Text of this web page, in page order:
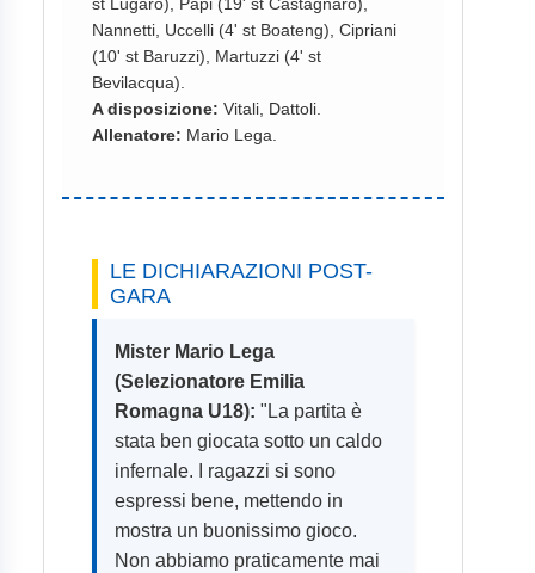
Nannetti, Uccelli (4' st Boateng), Cipriani
(10' st Baruzzi), Martuzzi (4' st
Bevilacqua).
A disposizione: Vitali, Dattoli.
Allenatore: Mario Lega.
LE DICHIARAZIONI POST-
GARA
Mister Mario Lega
(Selezionatore Emilia
Romagna U18): "La partita è
stata ben giocata sotto un caldo
infernale. I ragazzi si sono
espressi bene, mettendo in
mostra un buonissimo gioco.
Non abbiamo praticamente mai